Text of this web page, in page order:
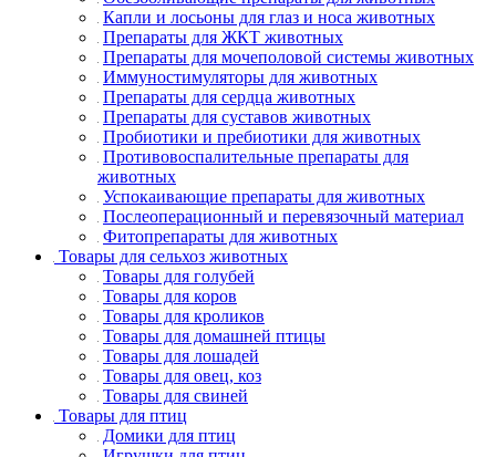
Капли и лосьоны для глаз и носа животных
Препараты для ЖКТ животных
Препараты для мочеполовой системы животных
Иммуностимуляторы для животных
Препараты для сердца животных
Препараты для суставов животных
Пробиотики и пребиотики для животных
Противовоспалительные препараты для
животных
Успокаивающие препараты для животных
Послеоперационный и перевязочный материал
Фитопрепараты для животных
Товары для сельхоз животных
Товары для голубей
Товары для коров
Товары для кроликов
Товары для домашней птицы
Товары для лошадей
Товары для овец, коз
Товары для свиней
Товары для птиц
Домики для птиц